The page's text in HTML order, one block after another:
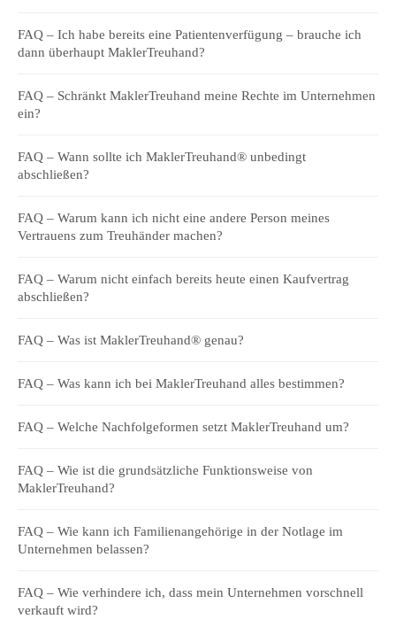
FAQ – Ich habe bereits eine Patientenverfügung – brauche ich
dann überhaupt MaklerTreuhand?
FAQ – Schränkt MaklerTreuhand meine Rechte im Unternehmen
ein?
FAQ – Wann sollte ich MaklerTreuhand® unbedingt
abschließen?
FAQ – Warum kann ich nicht eine andere Person meines
Vertrauens zum Treuhänder machen?
FAQ – Warum nicht einfach bereits heute einen Kaufvertrag
abschließen?
FAQ – Was ist MaklerTreuhand® genau?
FAQ – Was kann ich bei MaklerTreuhand alles bestimmen?
FAQ – Welche Nachfolgeformen setzt MaklerTreuhand um?
FAQ – Wie ist die grundsätzliche Funktionsweise von
MaklerTreuhand?
FAQ – Wie kann ich Familienangehörige in der Notlage im
Unternehmen belassen?
FAQ – Wie verhindere ich, dass mein Unternehmen vorschnell
verkauft wird?